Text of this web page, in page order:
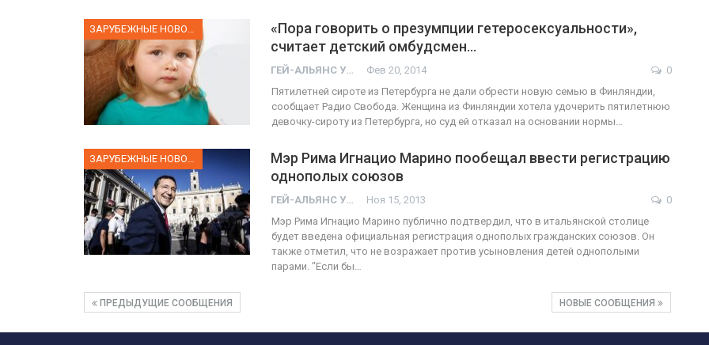
«Пора говорить о презумпции гетеросексуальности»,
считает детский омбудсмен…
ГЕЙ-АЛЬЯНС УКРАИНА Фев 20, 2014
0
Пятилетней сироте из Петербурга не дали обрести новую семью в Финляндии,
сообщает Радио Свобода. Женщина из Финляндии хотела удочерить пятилетнюю
девочку-сироту из Петербурга, но суд ей отказал на основании нормы…
Мэр Рима Игнацио Марино пообещал ввести регистрацию
однополых союзов
ГЕЙ-АЛЬЯНС УКРАИНА Ноя 15, 2013
0
Мэр Рима Игнацио Марино публично подтвердил, что в итальянской столице
будет введена официальная регистрация однополых гражданских союзов. Он
также отметил, что не возражает против усыновления детей однополыми
парами. "Если бы…
ПРЕДЫДУЩИЕ СООБЩЕНИЯ НОВЫЕ СООБЩЕНИЯ